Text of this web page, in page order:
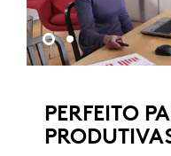
PERFEITO